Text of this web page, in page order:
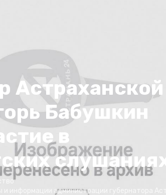
Астраханской
Бабушкин
в
и информации администрации губернатора